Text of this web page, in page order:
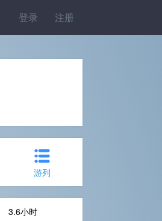
登录 注册
游列
3.6小时